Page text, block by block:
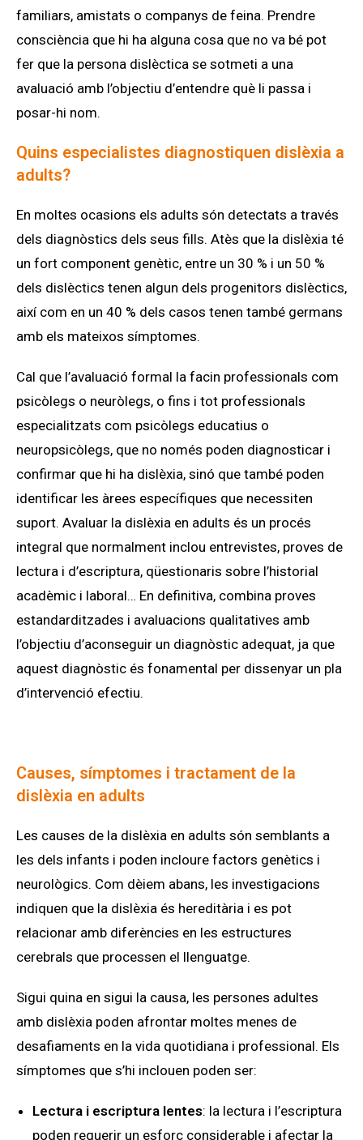
familiars, amistats o companys de feina. Prendre
consciència que hi ha alguna cosa que no va bé pot
fer que la persona dislèctica se sotmeti a una
avaluació amb l’objectiu d’entendre què li passa i
posar-hi nom.
Quins especialistes diagnostiquen dislèxia a
adults?
En moltes ocasions els adults són detectats a través
dels diagnòstics dels seus fills. Atès que la dislèxia té
un fort component genètic, entre un 30 % i un 50 %
dels dislèctics tenen algun dels progenitors dislèctics,
així com en un 40 % dels casos tenen també germans
amb els mateixos símptomes.
Cal que l’avaluació formal la facin professionals com
psicòlegs o neuròlegs, o fins i tot professionals
especialitzats com psicòlegs educatius o
neuropsicòlegs, que no només poden diagnosticar i
confirmar que hi ha dislèxia, sinó que també poden
identificar les àrees específiques que necessiten
suport. Avaluar la dislèxia en adults és un procés
integral que normalment inclou entrevistes, proves de
lectura i d’escriptura, qüestionaris sobre l’historial
acadèmic i laboral… En definitiva, combina proves
estandarditzades i avaluacions qualitatives amb
l’objectiu d’aconseguir un diagnòstic adequat, ja que
aquest diagnòstic és fonamental per dissenyar un pla
d’intervenció efectiu.
Causes, símptomes i tractament de la
dislèxia en adults
Les causes de la dislèxia en adults són semblants a
les dels infants i poden incloure factors genètics i
neurològics. Com dèiem abans, les investigacions
indiquen que la dislèxia és hereditària i es pot
relacionar amb diferències en les estructures
cerebrals que processen el llenguatge.
Sigui quina en sigui la causa, les persones adultes
amb dislèxia poden afrontar moltes menes de
desafiaments en la vida quotidiana i professional. Els
símptomes que s’hi inclouen poden ser:
Lectura i escriptura lentes: la lectura i l’escriptura
poden requerir un esforç considerable i afectar la